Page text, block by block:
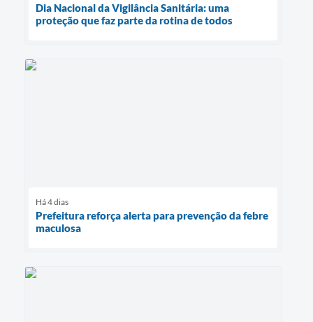
Dia Nacional da Vigilância Sanitária: uma
proteção que faz parte da rotina de todos
Há 4 dias
Prefeitura reforça alerta para prevenção da febre
maculosa